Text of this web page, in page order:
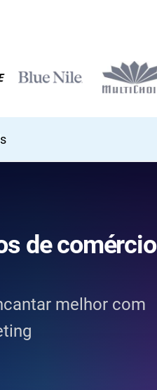
de comércio
melhor com